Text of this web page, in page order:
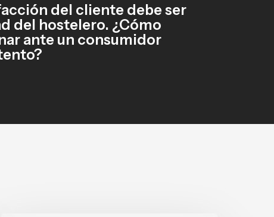
del cliente debe ser
del hostelero. ¿Cómo
ante un consumidor